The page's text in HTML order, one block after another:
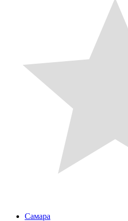
Самара